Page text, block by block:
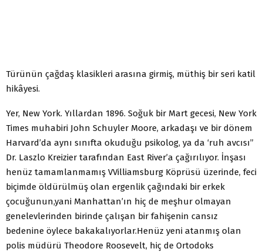
Türünün çağdaş klasikleri arasına girmiş, müthiş bir seri katil
hikâyesi.
Yer, New York. Yıllardan 1896. Soğuk bir Mart gecesi, New York
Times muhabiri John Schuyler Moore, arkadaşı ve bir dönem
Harvard’da aynı sınıfta okuduğu psikolog, ya da ‘ruh avcısı”
Dr. Laszlo Kreizier tarafından East River’a çağırılıyor. İnşası
henüz tamamlanmamış VVilliamsburg Köprüsü üzerinde, feci
biçimde öldürülmüş olan ergenlik çağındaki bir erkek
çocuğunun,yani Manhattan’ın hiç de meşhur olmayan
genelevlerinden birinde çalışan bir fahişenin cansız
bedenine öylece bakakalıyorlar.Henüz yeni atanmış olan
polis müdürü Theodore Roosevelt, hiç de Ortodoks